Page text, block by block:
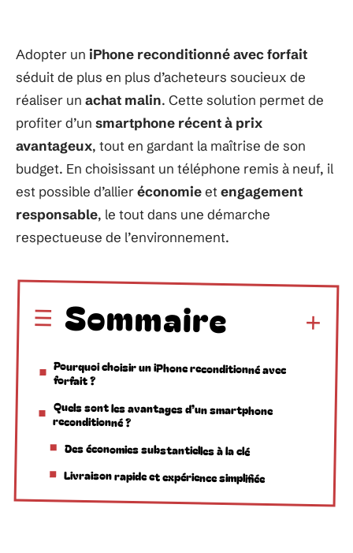
Adopter un iPhone reconditionné avec forfait
séduit de plus en plus d’acheteurs soucieux de
réaliser un achat malin. Cette solution permet de
profiter d’un smartphone récent à prix
avantageux, tout en gardant la maîtrise de son
budget. En choisissant un téléphone remis à neuf, il
est possible d’allieréconomieet engagement
responsable, le tout dans une démarche
respectueuse de l’environnement.
Sommaire
Pourquoi choisir un iPhone reconditionné avec
forfait ?
Quels sont les avantages d’un smartphone
reconditionné ?
Des économies substantielles à la clé
Livraison rapide et expérience simplifiée